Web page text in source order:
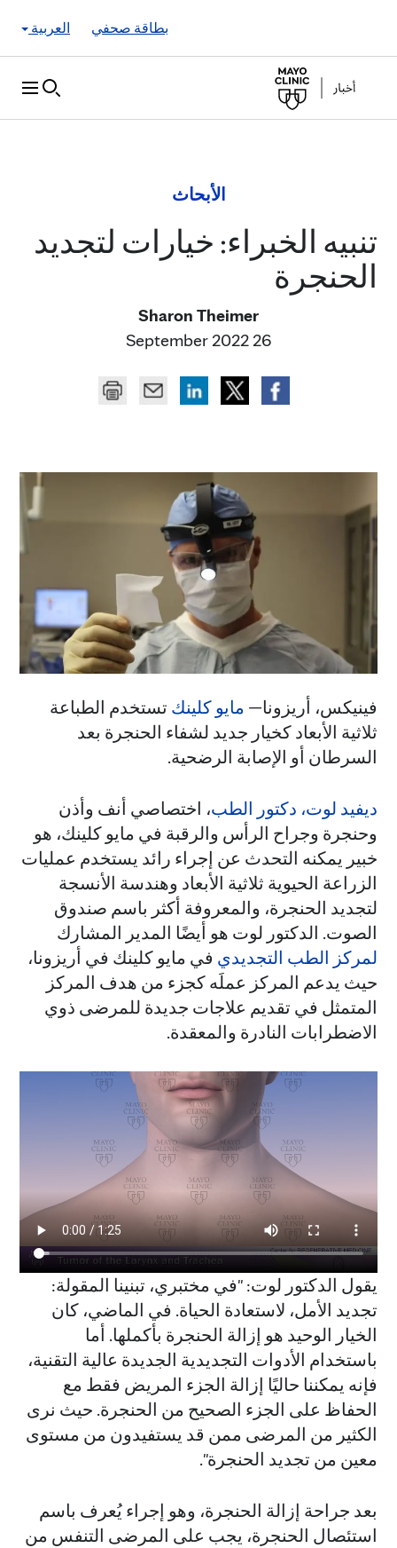
العربية
بطاقة صحفي
الأبحاث
تنبيه الخبراء: خيارات لتجديد
الحنجرة
Sharon Theimer
26 September 2022
فينيكس، أريزونا— مايو كلينك تستخدم الطباعة
ثلاثية الأبعاد كخيار جديد لشفاء الحنجرة بعد
السرطان أو الإصابة الرضحية.
ديفيد لوت، دكتور الطب، اختصاصي أنف وأذن
وحنجرة وجراح الرأس والرقبة في مايو كلينك، هو
خبير يمكنه التحدث عن إجراء رائد يستخدم عمليات
الزراعة الحيوية ثلاثية الأبعاد وهندسة الأنسجة
لتجديد الحنجرة، والمعروفة أكثر باسم صندوق
الصوت. الدكتور لوت هو أيضًا المدير المشارك
لمركز الطب التجديدي في مايو كلينك في أريزونا،
حيث يدعم المركز عملَه كجزء من هدف المركز
المتمثل في تقديم علاجات جديدة للمرضى ذوي
الاضطرابات النادرة والمعقدة.
يقول الدكتور لوت: "في مختبري، تبنينا المقولة:
تجديد الأمل، لاستعادة الحياة. في الماضي، كان
الخيار الوحيد هو إزالة الحنجرة بأكملها. أما
باستخدام الأدوات التجديدية الجديدة عالية التقنية،
فإنه يمكننا حاليًا إزالة الجزء المريض فقط مع
الحفاظ على الجزء الصحيح من الحنجرة. حيث نرى
الكثير من المرضى ممن قد يستفيدون من مستوى
معين من تجديد الحنجرة".
بعد جراحة إزالة الحنجرة، وهو إجراء يُعرف باسم
استئصال الحنجرة، يجب على المرضى التنفس من